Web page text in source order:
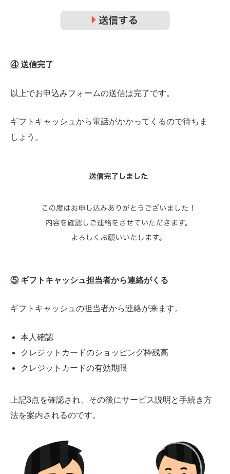
④送信完了
以上でお申込みフォームの送信は完了です。
ギフトキャッシュから電話がかかってくるので待ちま
しょう。
⑤ギフトキャッシュ担当者から連絡がくる
ギフトキャッシュの担当者から連絡が来ます。
本人確認
クレジットカードのショッピング枠残高
クレジットカードの有効期限
上記3点を確認され、その後にサービス説明と手続き方
法を案内されるのです。